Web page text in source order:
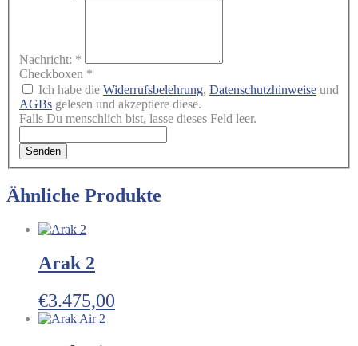
Nachricht: *
Checkboxen *
Ich habe die Widerrufsbelehrung, Datenschutzhinweise und
AGBs gelesen und akzeptiere diese.
Falls Du menschlich bist, lasse dieses Feld leer.
Senden
Ähnliche Produkte
Arak 2
€3.475,00